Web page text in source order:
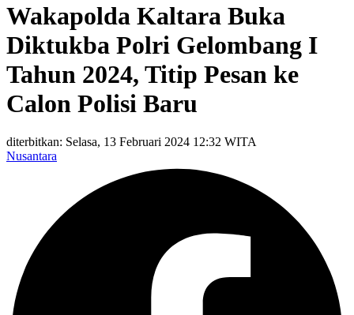
Wakapolda Kaltara Buka
Diktukba Polri Gelombang I
Tahun 2024, Titip Pesan ke
Calon Polisi Baru
diterbitkan: Selasa, 13 Februari 2024 12:32 WITA
Nusantara